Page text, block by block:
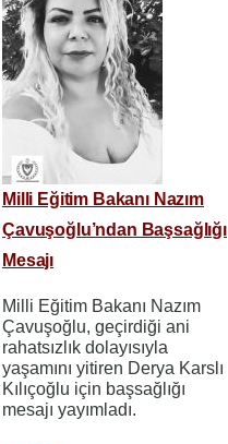
Milli Eğitim Bakanı Nazım
Çavuşoğlu’ndan Başsağlığı
Mesajı
Milli Eğitim Bakanı Nazım
Çavuşoğlu, geçirdiği ani
rahatsızlık dolayısıyla
yaşamını yitiren Derya Karslı
Kılıçoğlu için başsağlığı
mesajı yayımladı.